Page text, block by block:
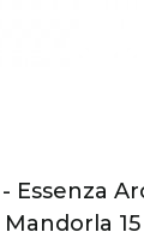
Essenza